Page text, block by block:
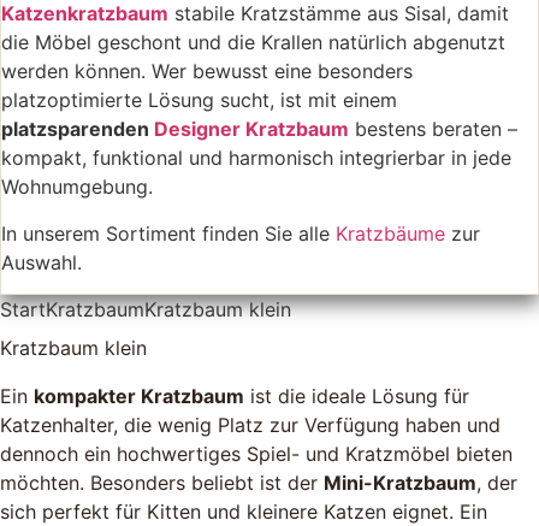
Katzenkratzbaum stabile Kratzstämme aus Sisal, damit
die Möbel geschont und die Krallen natürlich abgenutzt
werden können. Wer bewusst eine besonders
platzoptimierte Lösung sucht, ist mit einem
platzsparenden Designer Kratzbaum bestens beraten –
kompakt, funktional und harmonisch integrierbar in jede
Wohnumgebung.
In unserem Sortiment finden Sie alle Kratzbäume zur
Auswahl.
StartKratzbaumKratzbaum klein
Kratzbaum klein
Ein kompakter Kratzbaum ist die ideale Lösung für
Katzenhalter, die wenig Platz zur Verfügung haben und
dennoch ein hochwertiges Spiel- und Kratzmöbel bieten
möchten. Besonders beliebt ist der Mini-Kratzbaum, der
sich perfekt für Kitten und kleinere Katzen eignet. Ein